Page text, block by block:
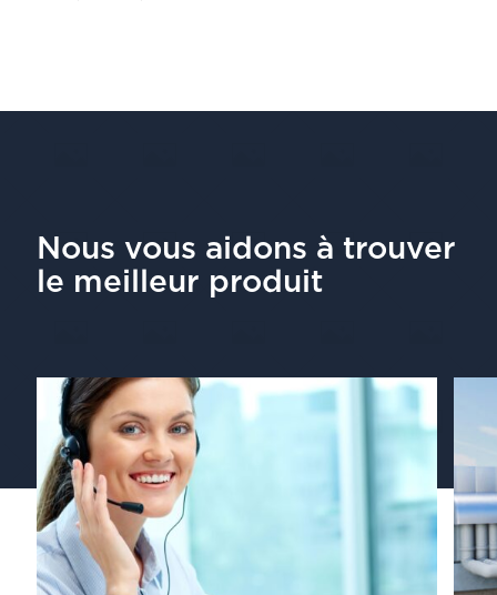
Nous vous aidons à trouver
le meilleur produit